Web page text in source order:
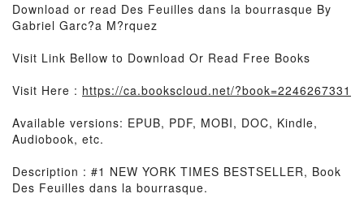
Download or read Des Feuilles dans la bourrasque By
Gabriel Garc?a M?rquez
Visit Link Bellow to Download Or Read Free Books
Visit Here : https://ca.bookscloud.net/?book=2246267331
Available versions: EPUB, PDF, MOBI, DOC, Kindle,
Audiobook, etc.
Description : #1 NEW YORK TIMES BESTSELLER, Book
Des Feuilles dans la bourrasque.